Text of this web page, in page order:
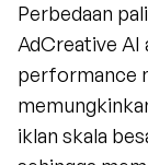
Perbedaan
AdCreative AI
performance
iklan skala